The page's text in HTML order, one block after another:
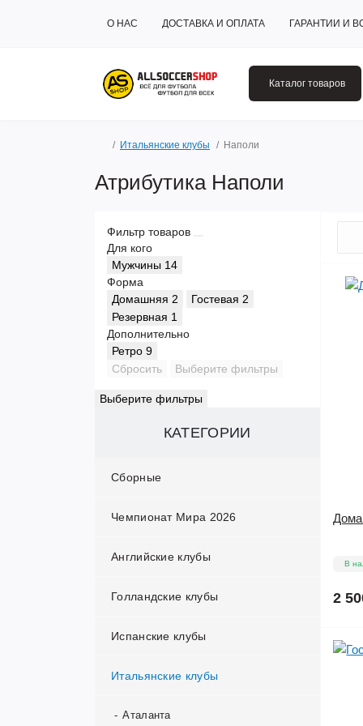
О НАС ДОСТАВКА И ОПЛАТА ГАРАНТИИ И
Каталог товаров
Итальянские клубы Наполи
Атрибутика Наполи
Фильтр товаров
Для кого
Мужчины 14
Форма
Домашняя 2 Гостевая 2
Резервная 1
Дополнительно
Ретро 9
Сбросить
Выберите фильтры
Выберите фильтры
КАТЕГОРИИ
Сборные
Австралия
Алжир
Англия
Аргентина
Бельгия
Болгария
Чемпионат Мира 2026
Английские клубы
Арсенал
Астон Вилла
Бирмингем
Блэкберн Роверс
Голландские клубы
Аякс
ПСВ
Фейеноорд
Испанские клубы
Алавес
Альбасете
Итальянские клубы
Аталанта
В
2